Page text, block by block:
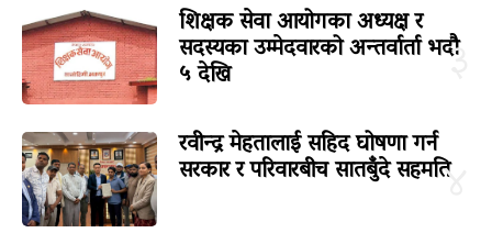
३
शिक्षक सेवा आयोगका अध्यक्ष र
सदस्यका उम्मेदवारको अन्तर्वार्ता भदौ
५ देखि
४
रवीन्द्र मेहतालाई सहिद घोषणा गर्न
सरकार र परिवारबीच सातबुँदे सहमति